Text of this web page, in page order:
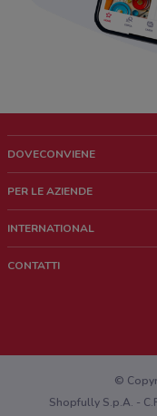
DOVECONVIENE
Chi siamo
Lavora con noi
PER LE AZIENDE
Richieste commerciali e
INTERNATIONAL
CONTATTI
Hai un malfunzionamento
©
Shopfully S.p.A. -